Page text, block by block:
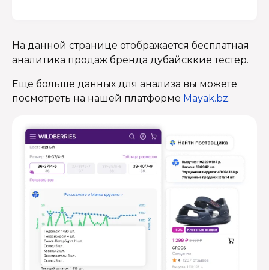
На данной странице отображается бесплатная
аналитика продаж бренда дубайсккие тестер.
Еще больше данных для анализа вы можете
посмотреть на нашей платформе Mayak.bz.